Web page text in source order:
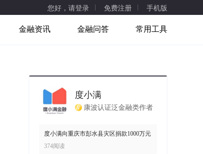
您好，请登录 免费注册 手机版
金融资讯 金融问答 常用工具
度小满
康波认证泛金融类作者
度小满向重庆市彭水县灾区捐款1000万元
374阅读